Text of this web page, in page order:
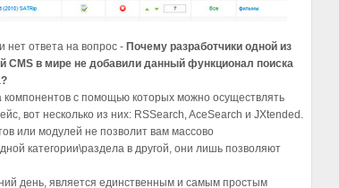
нет ответа на вопрос - Почему разработчики одной из
CMS в мире не добавили данный функционал поиска
компонентов с помощью которых можно осуществлять
вот несколько из них: RSSearch, AceSearch и JXtended.
или модулей не позволит вам массово
категории\раздела в другой, они лишь позволяют
день, является единственным и самым простым